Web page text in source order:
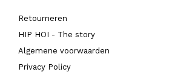
Retourneren
HIP HOI - The story
Algemene voorwaarden
Privacy Policy